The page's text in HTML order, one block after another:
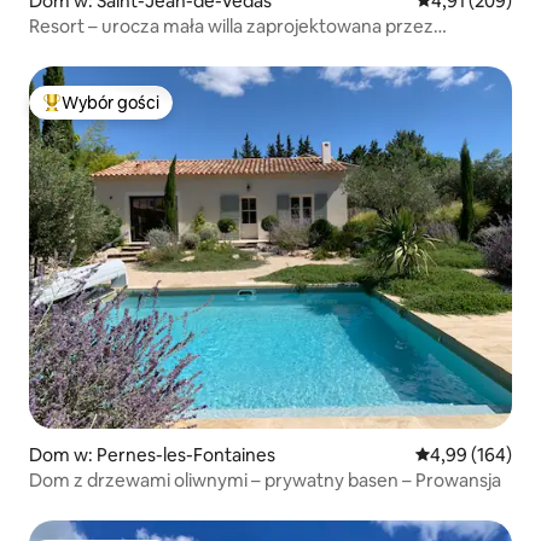
Resort – urocza mała willa zaprojektowana przez
Najpopularniejsze z kategorii Wybór gości
Wybór gości
Dom w: Pernes-les-Fontaines Średnia
4,99 (164)
Dom z drzewami oliwnymi – prywatny basen – Prowansja